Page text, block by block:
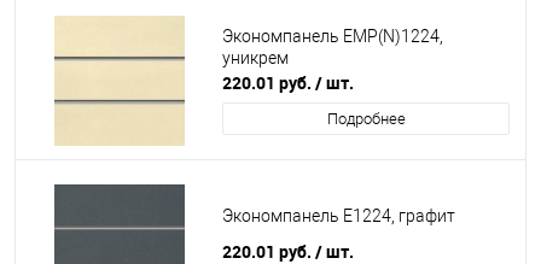
Экономпанель EMP(N)1224,
уникрем
220.01 руб. / шт.
Подробнее
Экономпанель Е1224, графит
220.01 руб. / шт.